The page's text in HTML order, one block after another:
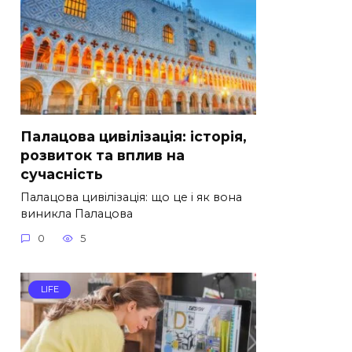
Палацова цивілізація: історія,
розвиток та вплив на
сучасність
Палацова цивілізація: що це і як вона
виникла Палацова
0 5
LIFE